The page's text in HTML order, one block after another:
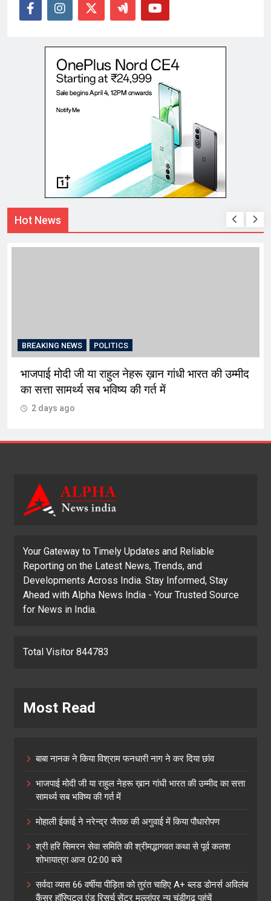
Hot News
की उम्मीद
BREAKING NEWS
मोहाली ईकाई ने नरेन्द्र जैतक की अगुवाई में किया
पौधारोपण
Your Gateway to Timely Updates and Reliable
Reporting on the Latest News, Trends, and
Developments Across India. Stay Informed, Stay
Ahead with Alpha News India - Your Trusted Source
for News in India.
Total Visitor 844783
Most Read
बाबा नानक ने किया विश्राम फनधारी नाग ने कर दिया छांव
भाजपाई मोदी जी या राहुल नेहरू ख़ान गांधी भारत की उम्मीद का सत्ता
सामर्थ्य सब भविष्य की गर्त में
मोहाली ईकाई ने नरेन्द्र जैतक की अगुवाई में किया पौधारोपण
श्री हरि सिमरन सेवा समिति की श्रीमद्भागवत कथा से पूर्व कलश
शोभायात्रा आज 02:00 बजे
सर्वदा व्यास 66 वर्षीया पीड़िता को तुरंत चाहिए A+ ब्लड डोनर्स अविलंब
कैंसर हॉस्पिटल एंड रिसर्च सेंटर मुल्लांपुर न्यु चंडीगढ़ पहुंचें